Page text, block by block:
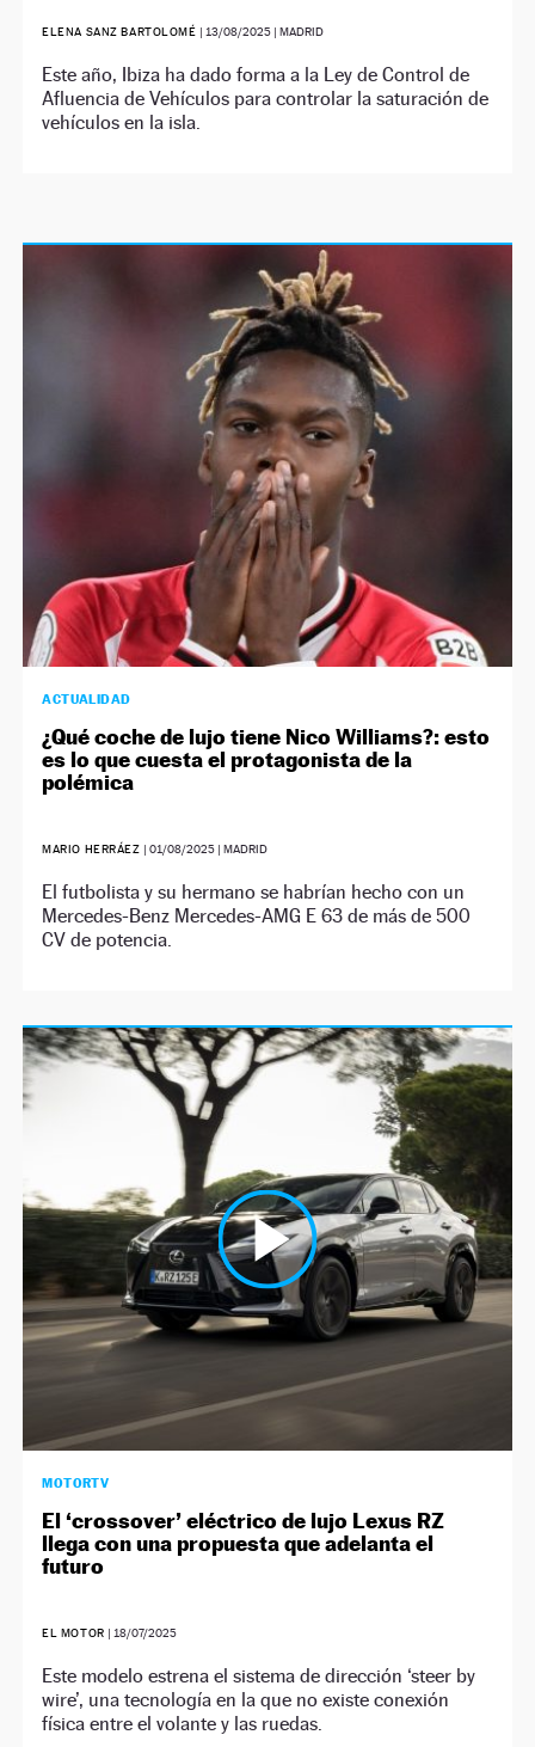
ELENA SANZ BARTOLOMÉ | 13/08/2025| MADRID
Este año, Ibiza ha dado forma a la Ley de Control de
Afluencia de Vehículos para controlar la saturación de
vehículos en la isla.
ACTUALIDAD
¿Qué coche de lujo tiene Nico Williams?: esto
es lo que cuesta el protagonista de la
polémica
MARIO HERRÁEZ | 01/08/2025| MADRID
El futbolista y su hermano se habrían hecho con un
Mercedes-Benz Mercedes-AMG E 63 de más de 500
CV de potencia.
MOTORTV
El ‘crossover’ eléctrico de lujo Lexus RZ
llega con una propuesta que adelanta el
futuro
EL MOTOR | 18/07/2025
Este modelo estrena el sistema de dirección ‘steer by
wire’, una tecnología en la que no existe conexión
física entre el volante y las ruedas.